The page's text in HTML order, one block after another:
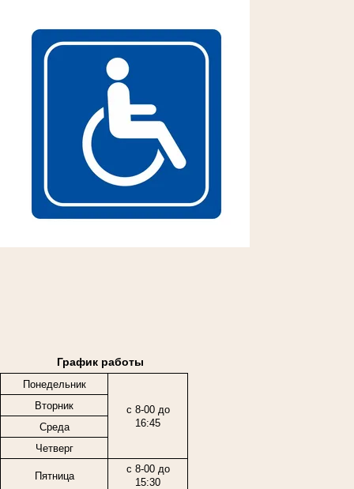
График работы
Понедельник
с 8-00 до
16:45
Вторник
Среда
Четверг
Пятница
с 8-00 до
15:30